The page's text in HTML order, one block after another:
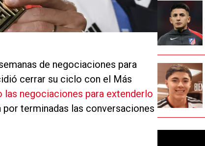
de negociaciones para
cerrar su ciclo con el Más
negociaciones para extenderlo
terminadas las conversaciones